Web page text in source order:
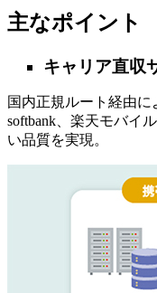
主なポイント
キャリア直収
国内正規ルート経由に
softbank、楽天モバイ
い品質を実現。